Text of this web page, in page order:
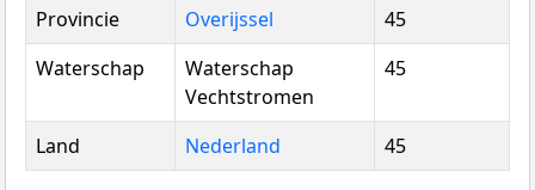
Provincie
Overijssel
45
Waterschap
Waterschap
Vechtstromen
45
Land Nederland 45